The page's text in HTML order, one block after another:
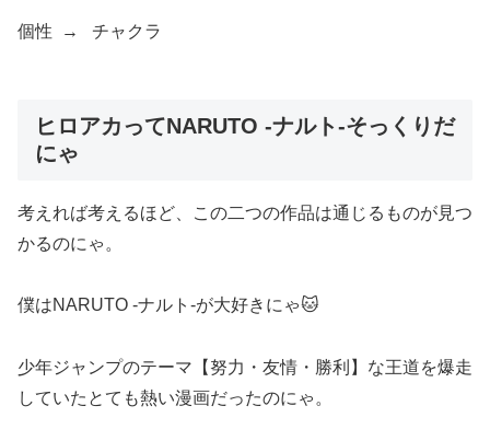
個性 → チャクラ
ヒロアカってNARUTO -ナルト-そっくりだ
にゃ
考えれば考えるほど、この二つの作品は通じるものが見つ
かるのにゃ。
僕はNARUTO -ナルト-が大好きにゃ🐱
少年ジャンプのテーマ【努力・友情・勝利】な王道を爆走
していたとても熱い漫画だったのにゃ。